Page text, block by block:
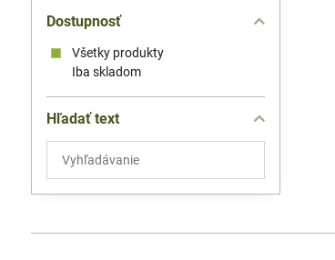
Dostupnosť
Všetky produkty
Iba skladom
Hľadať text
Prehľadať
výsledky
filtra